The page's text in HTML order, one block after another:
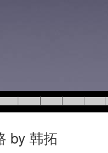
by 韩拓